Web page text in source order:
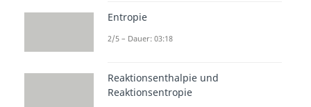
Entropie
2/5 – Dauer: 03:18
Reaktionsenthalpie und
Reaktionsentropie